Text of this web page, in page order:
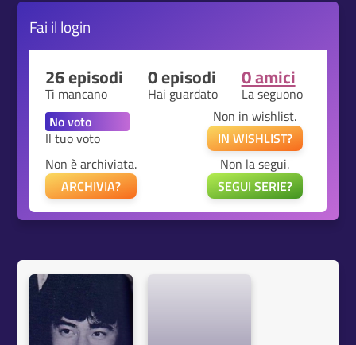
Fai il login
26 episodi
Ti mancano
0 episodi
Hai guardato
0 amici
La seguono
Il tuo voto
Non in wishlist.
IN WISHLIST?
Non è archiviata.
ARCHIVIA?
Non la segui.
SEGUI SERIE?